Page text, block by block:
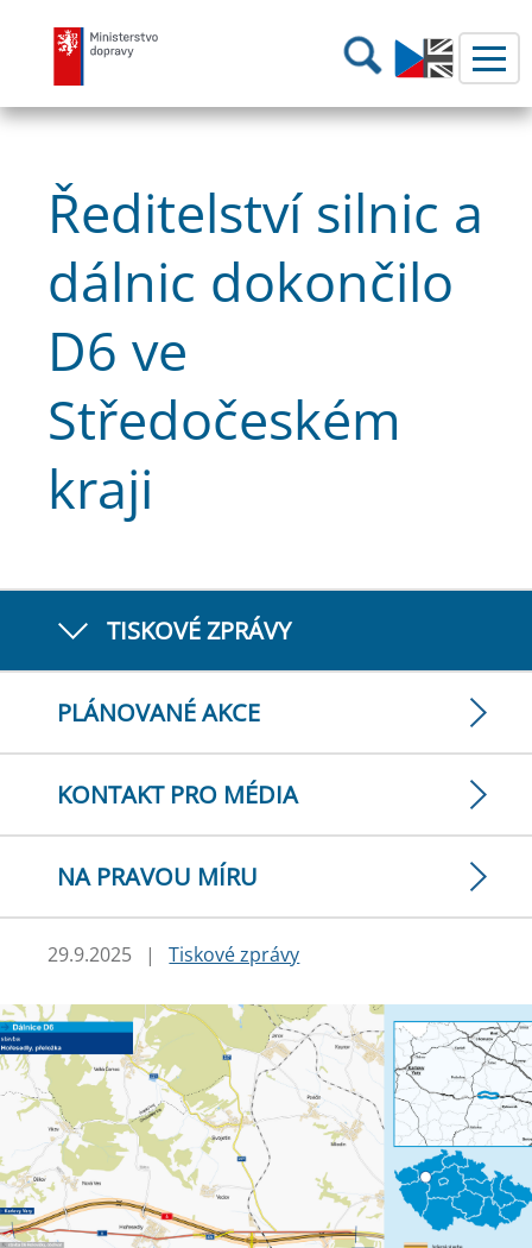
Ministerstvo dopravy Hledání
Ředitelství silnic a
dálnic dokončilo
D6 ve
Středočeském
kraji
TISKOVÉ ZPRÁVY
PLÁNOVANÉ AKCE
KONTAKT PRO MÉDIA
NA PRAVOU MÍRU
29.9.2025 | Tiskové zprávy